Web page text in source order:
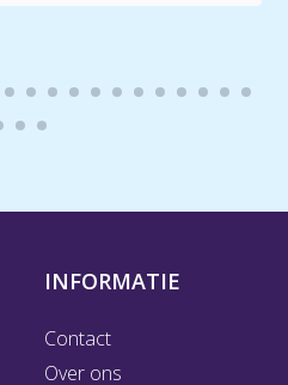
INFORMATIE
Contact
Over ons